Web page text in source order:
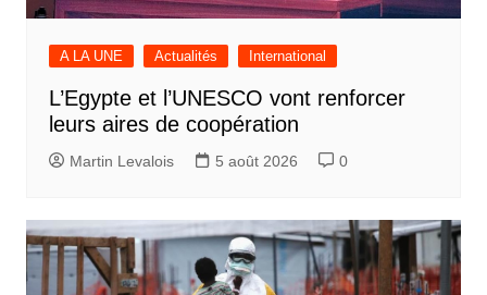
A LA UNE Actualités International
L’Egypte et l’UNESCO vont renforcer
leurs aires de coopération
Martin Levalois 5 août 2026 0